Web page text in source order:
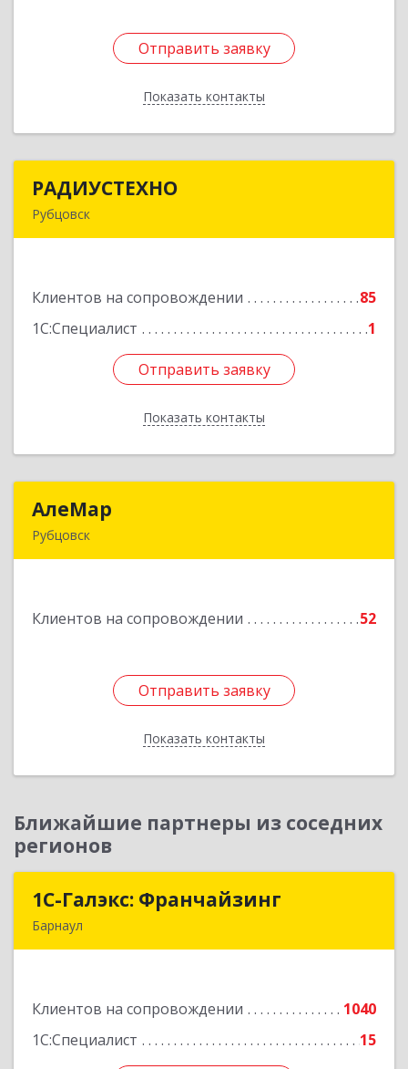
Отправить заявку
Показать контакты
Отправить заявку
Назад
РАДИУСТЕХНО
Рубцовск
Клиентов на сопровождении
85
1С:Специалист
1
Отправить заявку
Показать контакты
Подробнее
Отправить заявку
Назад
АлеМар
Рубцовск
Клиентов на сопровождении 52
Отправить заявку
Показать контакты
Подробнее
Отправить заявку
Назад
Ближайшие партнеры из соседних
регионов
1С-Галэкс: Франчайзинг
Барнаул
Клиентов на сопровождении
1040
1С:Специалист
15
1С-Галэкс: Франчайзинг
Подробнее